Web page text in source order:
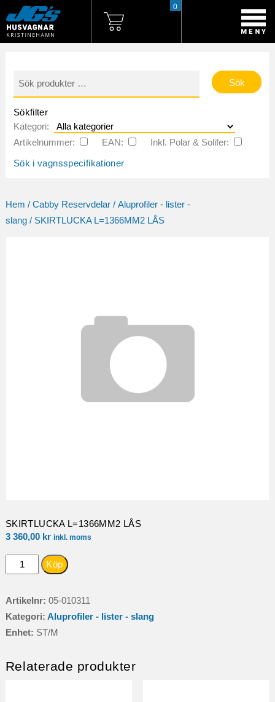
0
efter:
Sökfilter
Kategori:
Artikelnummer:
EAN:
Inkl. Polar & Solifer:
Sök i vagnsspecifikationer
Hem / Cabby Reservdelar/ Aluprofiler - lister -
slang/ SKIRTLUCKA L=1366MM2 LÅS
SKIRTLUCKA L=1366MM2 LÅS
3 360,00 kr inkl. moms
SKIRTLUCKA
Köp
Artikelnr: 05-010311
Kategori: Aluprofiler - lister - slang
Enhet: ST/M
Relaterade produkter